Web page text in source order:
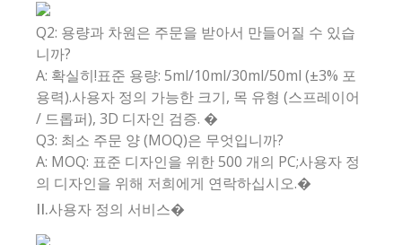
Q2: 용량과 차원은 주문을 받아서 만들어질 수 있습
니까?
A: 확실히!표준 용량: 5ml/10ml/30ml/50ml (±3% 포
용력).사용자 정의 가능한 크기, 목 유형 (스프레이어
/ 드롭퍼), 3D 디자인 검증. �
Q3: 최소 주문 양 (MOQ)은 무엇입니까?
A: MOQ: 표준 디자인을 위한 500 개의 PC;사용자 정
의 디자인을 위해 저희에게 연락하십시오.�
II.사용자 정의 서비스�